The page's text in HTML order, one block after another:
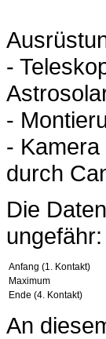
-
-
-
durch
Die
ungefähr:
Anfang (1. Kontakt)
Maximum
Ende (4. Kontakt)
An